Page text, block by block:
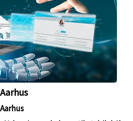
Aarhus